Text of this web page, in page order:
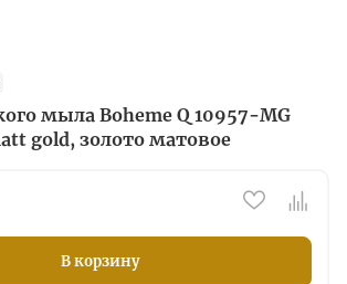
мыла Boheme Q 10957-MG
gold, золото матовое
В корзину